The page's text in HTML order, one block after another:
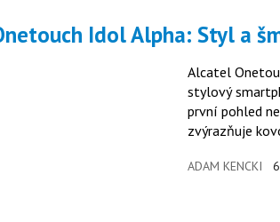
Idol Alpha: Styl a
Alcatel
stylový
první pohled
zvýrazňuje
displej s HD
ADAM KENCKI